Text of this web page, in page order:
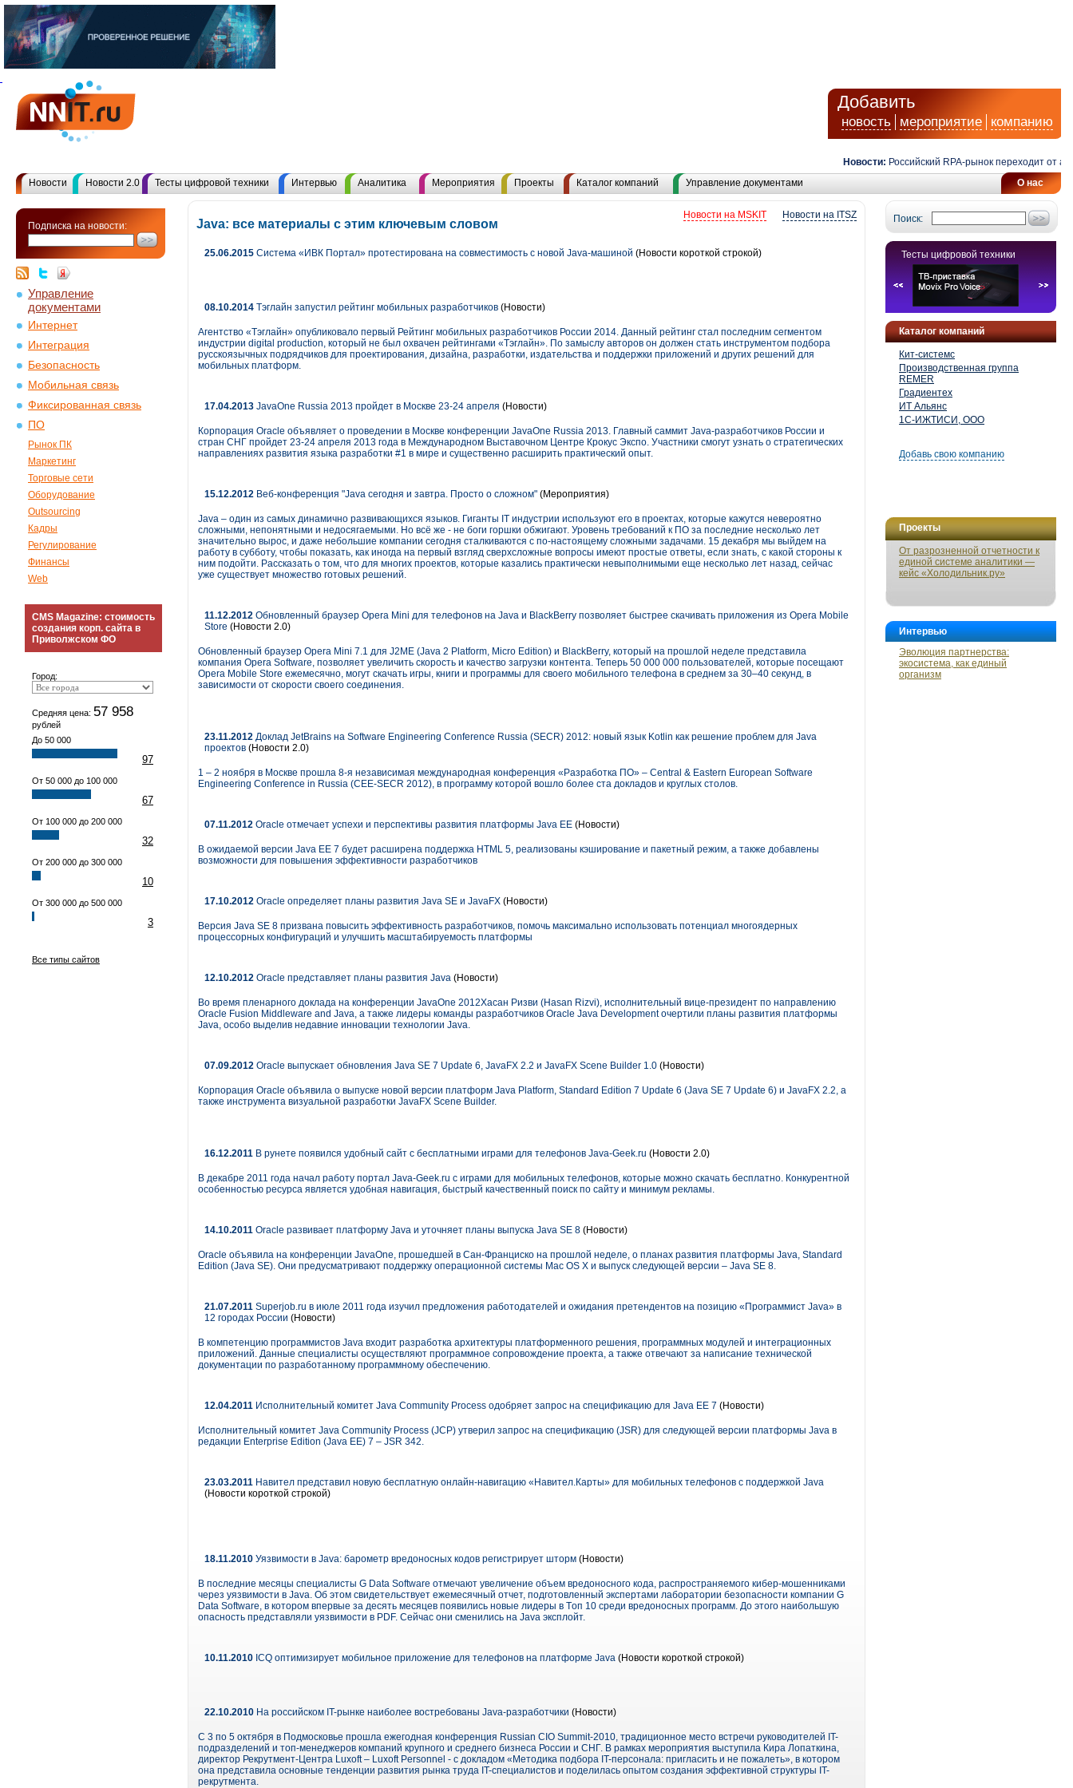
Добавить
новость мероприятие компанию
Новости: Российский RPA-рынок переходит от
О нас
Новости Новости 2.0 Тесты цифровой техники Интервью Аналитика Мероприятия Проекты Каталог компаний Управление документами
Подписка на новости:
Управление
документами
Интернет
Интеграция
Безопасность
Мобильная связь
Фиксированная связь
ПО
Рынок ПК
Маркетинг
Торговые сети
Оборудование
Outsourcing
Кадры
Регулирование
Финансы
Web
CMS Magazine: стоимость
создания корп. сайта в
Приволжском ФО
Город:
Средняя цена: 57 958
рублей
До 50 000
97
От 50 000 до 100 000
67
От 100 000 до 200 000
32
От 200 000 до 300 000
10
От 300 000 до 500 000
3
Все типы сайтов
Поиск:
Тесты цифровой техники
Каталог компаний
Кит-системс
Производственная группа
REMER
Градиентех
ИТ Альянс
1С-ИЖТИСИ, ООО
Добавь свою компанию
Проекты
От разрозненной отчетности к
единой системе аналитики —
кейс «Холодильник.ру»
Интервью
Эволюция партнерства:
экосистема, как единый
организм
Новости на ITSZ
Новости на MSKIT
Java: все материалы с этим ключевым словом
25.06.2015 Система «ИВК Портал» протестирована на совместимость с новой Java-машиной (Новости короткой строкой)
08.10.2014 Тэглайн запустил рейтинг мобильных разработчиков (Новости)
Агентство «Тэглайн» опубликовало первый Рейтинг мобильных разработчиков России 2014. Данный рейтинг стал последним сегментом
индустрии digital production, который не был охвачен рейтингами «Тэглайн». По замыслу авторов он должен стать инструментом подбора
русскоязычных подрядчиков для проектирования, дизайна, разработки, издательства и поддержки приложений и других решений для
мобильных платформ.
17.04.2013 JavaOne Russia 2013 пройдет в Москве 23-24 апреля (Новости)
Корпорация Oracle объявляет о проведении в Москве конференции JavaOne Russia 2013. Главный саммит Java-разработчиков России и
стран СНГ пройдет 23-24 апреля 2013 года в Международном Выставочном Центре Крокус Экспо. Участники смогут узнать о стратегических
направлениях развития языка разработки #1 в мире и существенно расширить практический опыт.
15.12.2012 Веб-конференция "Java сегодня и завтра. Просто о сложном" (Мероприятия)
Java – один из самых динамично развивающихся языков. Гиганты IT индустрии используют его в проектах, которые кажутся невероятно
сложными, непонятными и недосягаемыми. Но всё же - не боги горшки обжигают. Уровень требований к ПО за последние несколько лет
значительно вырос, и даже небольшие компании сегодня сталкиваются с по-настоящему сложными задачами. 15 декабря мы выйдем на
работу в субботу, чтобы показать, как иногда на первый взгляд сверхсложные вопросы имеют простые ответы, если знать, с какой стороны к
ним подойти. Рассказать о том, что для многих проектов, которые казались практически невыполнимыми еще несколько лет назад, сейчас
уже существует множество готовых решений.
11.12.2012 Обновленный браузер Opera Mini для телефонов на Java и BlackBerry позволяет быстрее скачивать приложения из Opera Mobile
Store (Новости 2.0)
Обновленный браузер Opera Mini 7.1 для J2ME (Java 2 Platform, Micro Edition) и BlackBerry, который на прошлой неделе представила
компания Opera Software, позволяет увеличить скорость и качество загрузки контента. Теперь 50 000 000 пользователей, которые посещают
Opera Mobile Store ежемесячно, могут скачать игры, книги и программы для своего мобильного телефона в среднем за 30–40 секунд, в
зависимости от скорости своего соединения.
23.11.2012 Доклад JetBrains на Software Engineering Conference Russia (SECR) 2012: новый язык Kotlin как решение проблем для Java
проектов (Новости 2.0)
1 – 2 ноября в Москве прошла 8-я независимая международная конференция «Разработка ПО» – Central & Eastern European Software
Engineering Conference in Russia (CEE-SECR 2012), в программу которой вошло более ста докладов и круглых столов.
07.11.2012 Oracle отмечает успехи и перспективы развития платформы Java EE (Новости)
В ожидаемой версии Java EE 7 будет расширена поддержка HTML 5, реализованы кэширование и пакетный режим, а также добавлены
возможности для повышения эффективности разработчиков
17.10.2012 Oracle определяет планы развития Java SE и JavaFX (Новости)
Версия Java SE 8 призвана повысить эффективность разработчиков, помочь максимально использовать потенциал многоядерных
процессорных конфигураций и улучшить масштабируемость платформы
12.10.2012 Oracle представляет планы развития Java (Новости)
Во время пленарного доклада на конференции JavaOne 2012Хасан Ризви (Hasan Rizvi), исполнительный вице-президент по направлению
Oracle Fusion Middleware and Java, а также лидеры команды разработчиков Oracle Java Development очертили планы развития платформы
Java, особо выделив недавние инновации технологии Java.
07.09.2012 Oracle выпускает обновления Java SE 7 Update 6, JavaFX 2.2 и JavaFX Scene Builder 1.0 (Новости)
Корпорация Oracle объявила о выпуске новой версии платформ Java Platform, Standard Edition 7 Update 6 (Java SE 7 Update 6) и JavaFX 2.2, а
также инструмента визуальной разработки JavaFX Scene Builder.
16.12.2011 В рунете появился удобный сайт с бесплатными играми для телефонов Java-Geek.ru (Новости 2.0)
В декабре 2011 года начал работу портал Java-Geek.ru с играми для мобильных телефонов, которые можно скачать бесплатно. Конкурентной
особенностью ресурса является удобная навигация, быстрый качественный поиск по сайту и минимум рекламы.
14.10.2011 Oracle развивает платформу Java и уточняет планы выпуска Java SE 8 (Новости)
Oracle объявила на конференции JavaOne, прошедшей в Сан-Франциско на прошлой неделе, о планах развития платформы Java, Standard
Edition (Java SE). Они предусматривают поддержку операционной системы Mac OS X и выпуск следующей версии – Java SE 8.
21.07.2011 Superjob.ru в июле 2011 года изучил предложения работодателей и ожидания претендентов на позицию «Программист Java» в
12 городах России (Новости)
В компетенцию программистов Java входит разработка архитектуры платформенного решения, программных модулей и интеграционных
приложений. Данные специалисты осуществляют программное сопровождение проекта, а также отвечают за написание технической
документации по разработанному программному обеспечению.
12.04.2011 Исполнительный комитет Java Community Process одобряет запрос на спецификацию для Java EE 7 (Новости)
Исполнительный комитет Java Community Process (JCP) утверил запрос на спецификацию (JSR) для следующей версии платформы Java в
редакции Enterprise Edition (Java EE) 7 – JSR 342.
23.03.2011 Навител представил новую бесплатную онлайн-навигацию «Навител.Карты» для мобильных телефонов с поддержкой Java
(Новости короткой строкой)
18.11.2010 Уязвимости в Java: барометр вредоносных кодов регистрирует шторм (Новости)
В последние месяцы специалисты G Data Software отмечают увеличение объем вредоносного кода, распространяемого кибер-мошенниками
через уязвимости в Java. Об этом свидетельствует ежемесячный отчет, подготовленный экспертами лаборатории безопасности компании G
Data Software, в котором впервые за десять месяцев появились новые лидеры в Tоп 10 среди вредоносных программ. До этого наибольшую
опасность представляли уязвимости в PDF. Сейчас они сменились на Java эксплойт.
10.11.2010 ICQ оптимизирует мобильное приложение для телефонов на платформе Java (Новости короткой строкой)
22.10.2010 На российском IT-рынке наиболее востребованы Java-разработчики (Новости)
С 3 по 5 октября в Подмосковье прошла ежегодная конференция Russian CIO Summit-2010, традиционное место встречи руководителей IT-
подразделений и топ-менеджеров компаний крупного и среднего бизнеса России и СНГ. В рамках мероприятия выступила Кира Лопаткина,
директор Рекрутмент-Центра Luxoft – Luxoft Personnel - с докладом «Методика подбора IT-персонала: пригласить и не пожалеть», в котором
она представила основные тенденции развития рынка труда IT-специалистов и поделилась опытом создания эффективной структуры IT-
рекрутмента.